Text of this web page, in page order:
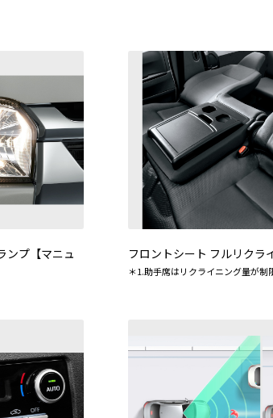
ンプ【マニュ
フロントシート フルリクラ
＊1.助手席はリクライニング量が制